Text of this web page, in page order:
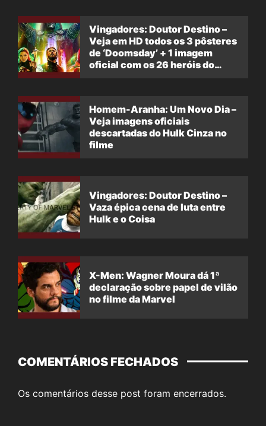
Vingadores: Doutor Destino –
Veja em HD todos os 3 pôsteres
de ‘Doomsday’ + 1 imagem
oficial com os 26 heróis do
Homem-Aranha: Um Novo Dia –
Veja imagens oficiais
descartadas do Hulk Cinza no
filme
Vingadores: Doutor Destino –
Vaza épica cena de luta entre
Hulk e o Coisa
X-Men: Wagner Moura dá 1ª
declaração sobre papel de vilão
no filme da Marvel
COMENTÁRIOS FECHADOS
Os comentários desse post foram encerrados.